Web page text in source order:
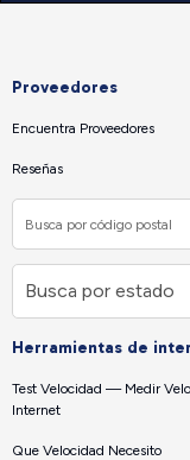
Proveedores
Encuentra Proveedores
Reseñas
Herramientas de
Test Velocidad — Medir
Internet
Que Velocidad Necesito